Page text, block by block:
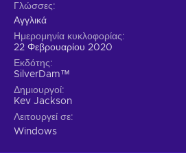
Γλώσσες
Αγγλικά
Ημερομηνία κυκλοφορίας
22 Φεβρουαρίου 2020
Εκδότης
SilverDam™
Δημιουργοί
Kev Jackson
Λειτουργεί σε
Windows